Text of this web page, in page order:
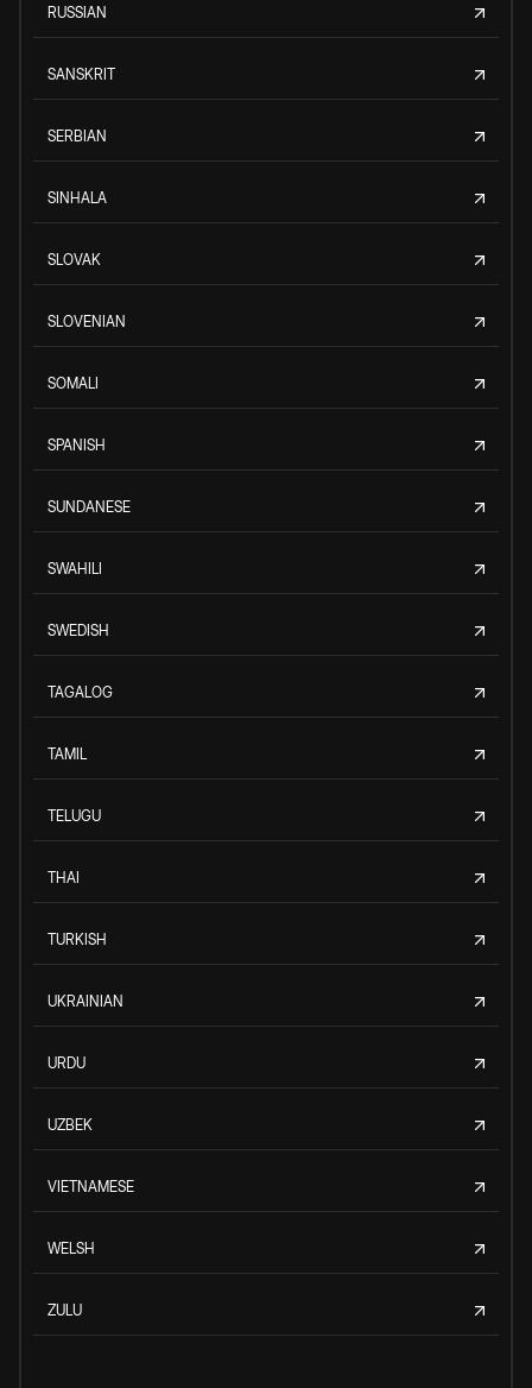
RUSSIAN
SANSKRIT
SERBIAN
SINHALA
SLOVAK
SLOVENIAN
SOMALI
SPANISH
SUNDANESE
SWAHILI
SWEDISH
TAGALOG
TAMIL
TELUGU
THAI
TURKISH
UKRAINIAN
URDU
UZBEK
VIETNAMESE
WELSH
ZULU